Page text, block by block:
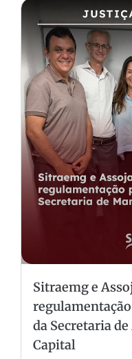
Sitraemg e
da Secretaria
Capital